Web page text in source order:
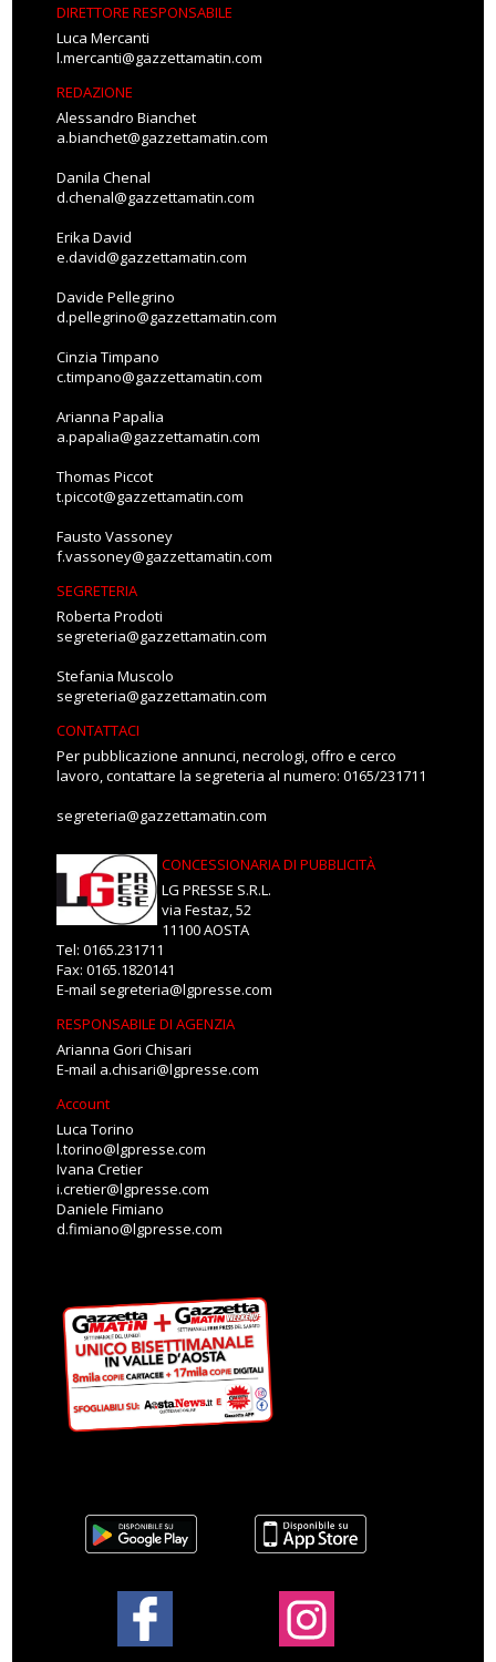
DIRETTORE RESPONSABILE
Luca Mercanti
l.mercanti@gazzettamatin.com
REDAZIONE
Alessandro Bianchet
a.bianchet@gazzettamatin.com
Danila Chenal
d.chenal@gazzettamatin.com
Erika David
e.david@gazzettamatin.com
Davide Pellegrino
d.pellegrino@gazzettamatin.com
Cinzia Timpano
c.timpano@gazzettamatin.com
Arianna Papalia
a.papalia@gazzettamatin.com
Thomas Piccot
t.piccot@gazzettamatin.com
Fausto Vassoney
f.vassoney@gazzettamatin.com
SEGRETERIA
Roberta Prodoti
segreteria@gazzettamatin.com
Stefania Muscolo
segreteria@gazzettamatin.com
CONTATTACI
Per pubblicazione annunci, necrologi, offro e cerco
lavoro, contattare la segreteria al numero: 0165/231711
segreteria@gazzettamatin.com
CONCESSIONARIA DI PUBBLICITÀ
LG PRESSE S.R.L.
via Festaz, 52
11100 AOSTA
Tel: 0165.231711
Fax: 0165.1820141
E-mail segreteria@lgpresse.com
RESPONSABILE DI AGENZIA
Arianna Gori Chisari
E-mail a.chisari@lgpresse.com
Account
Luca Torino
l.torino@lgpresse.com
Ivana Cretier
i.cretier@lgpresse.com
Daniele Fimiano
d.fimiano@lgpresse.com